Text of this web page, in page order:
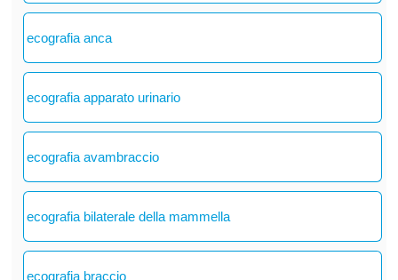
ecografia anca
ecografia apparato urinario
ecografia avambraccio
ecografia bilaterale della mammella
ecografia braccio